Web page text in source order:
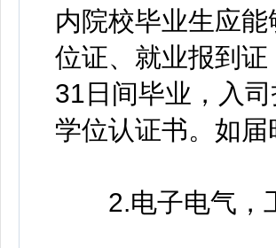
内院校毕业生应
位证、就业报到
31日间毕业，入
学位认证书。如
2.电子电气，工